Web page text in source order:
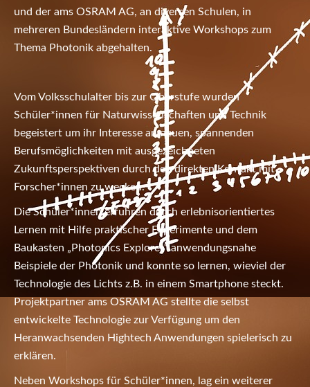
und der ams OSRAM AG, an diversen Schulen, in
mehreren Bundesländern interaktive Workshops zum
Thema Photonik abgehalten.
Vom Volksschulalter bis zur Oberstufe wurden
Schüler*innen für Naturwissenschaften und Technik
begeistert um ihr Interesse an neuen, spannenden
Berufsmöglichkeiten mit ausgezeichneten
Zukunftsperspektiven durch den direkten Kontakt mit
Forscher*innen zu wecken.
Die Schüler*innen erfuhren durch erlebnisorientiertes
Lernen mit Hilfe praktischer Experimente und dem
Baukasten „Photonics Explorer“ anwendungsnahe
Beispiele der Photonik und konnte so lernen, wieviel der
Technologie des Lichts z.B. in einem Smartphone steckt.
Projektpartner ams OSRAM AG stellte die selbst
entwickelte Technologie zur Verfügung um den
Heranwachsenden Hightech Anwendungen spielerisch zu
erklären.
Neben Workshops für Schüler*innen, lag ein weiterer